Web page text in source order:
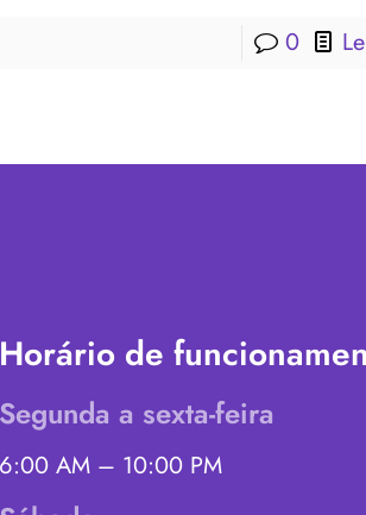
0
Horário de
Segunda a sexta-feira
6:00 AM – 10:00 PM